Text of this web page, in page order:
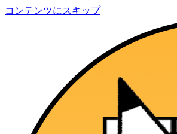
コンテンツにスキップ